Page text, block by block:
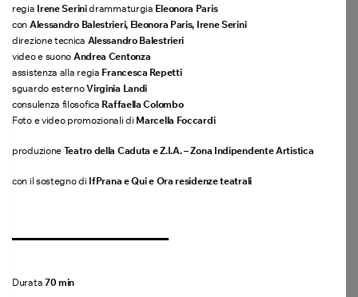
regia Irene Serinidrammaturgia Eleonora Paris
con Alessandro Balestrieri, Eleonora Paris, Irene Serini
direzione tecnica Alessandro Balestrieri
video e suono Andrea Centonza
assistenza alla regia Francesca Repetti
sguardo esternoVirginia Landi
consulenza filosofica Raffaella Colombo
Foto e video promozionali di Marcella Foccardi
produzione Teatro della Caduta e Z.I.A. – Zona Indipendente Artistica
con il sostegno di IfPrana e Qui e Ora residenze teatrali
Durata 70 min